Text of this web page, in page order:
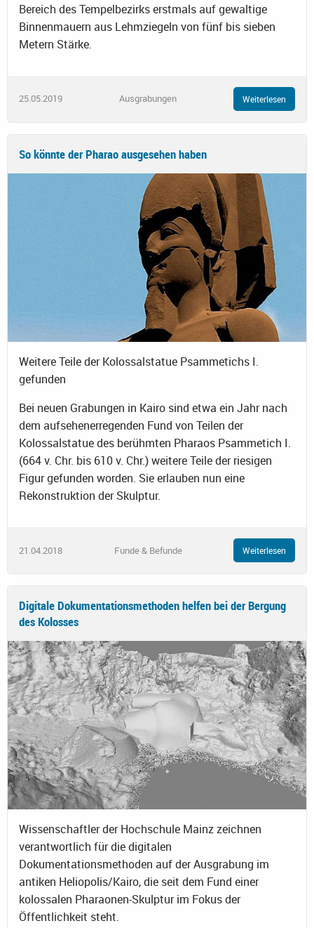
Bereich des Tempelbezirks erstmals auf gewaltige
Binnenmauern aus Lehmziegeln von fünf bis sieben
Metern Stärke.
25.05.2019 Ausgrabungen Weiterlesen
So könnte der Pharao ausgesehen haben
Weitere Teile der Kolossalstatue Psammetichs I.
gefunden
Bei neuen Grabungen in Kairo sind etwa ein Jahr nach
dem aufsehenerregenden Fund von Teilen der
Kolossalstatue des berühmten Pharaos Psammetich I.
(664 v. Chr. bis 610 v. Chr.) weitere Teile der riesigen
Figur gefunden worden. Sie erlauben nun eine
Rekonstruktion der Skulptur.
21.04.2018 Funde & Befunde Weiterlesen
Digitale Dokumentationsmethoden helfen bei der Bergung
des Kolosses
Wissenschaftler der Hochschule Mainz zeichnen
verantwortlich für die digitalen
Dokumentationsmethoden auf der Ausgrabung im
antiken Heliopolis/Kairo, die seit dem Fund einer
kolossalen Pharaonen-Skulptur im Fokus der
Öffentlichkeit steht.